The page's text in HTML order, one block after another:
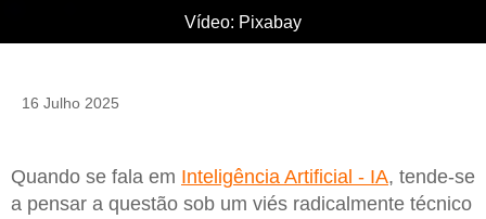
Vídeo: Pixabay
16 Julho 2025
Quando se fala em Inteligência Artificial - IA, tende-se
a pensar a questão sob um viés radicalmente técnico